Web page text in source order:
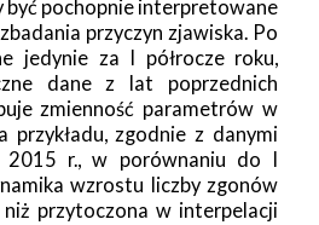
być pochopnie interpretowane
przyczyn zjawiska. Po
jedynie za I półrocze roku,
dane z lat poprzednich
zmienność parametrów w
przykładu, zgodnie z danymi
2015 r., w porównaniu do I
wzrostu liczby zgonów
niż przytoczona w interpelacji